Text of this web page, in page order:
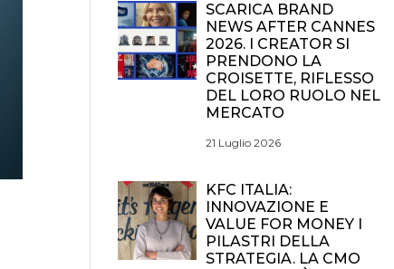
SCARICA BRAND
NEWS AFTER CANNES
2026. I CREATOR SI
PRENDONO LA
CROISETTE, RIFLESSO
DEL LORO RUOLO NEL
MERCATO
21 Luglio 2026
KFC ITALIA:
INNOVAZIONE E
VALUE FOR MONEY I
PILASTRI DELLA
STRATEGIA. LA CMO